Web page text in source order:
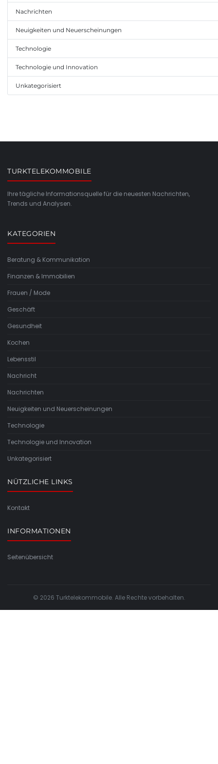
Nachrichten
Neuigkeiten und Neuerscheinungen
Technologie
Technologie und Innovation
Unkategorisiert
TURKTELEKOMMOBILE
Ihre tägliche Informationsquelle für die neuesten Nachrichten,
Trends und Analysen.
KATEGORIEN
Beratung & Kommunikation
Finanzen & Immobilien
Frauen / Mode
Geschäft
Gesundheit
Kochen
Lebensstil
Nachricht
Nachrichten
Neuigkeiten und Neuerscheinungen
Technologie
Technologie und Innovation
Unkategorisiert
NÜTZLICHE LINKS
Kontakt
INFORMATIONEN
Seitenübersicht
© 2026 Turktelekommobile. Alle Rechte vorbehalten.